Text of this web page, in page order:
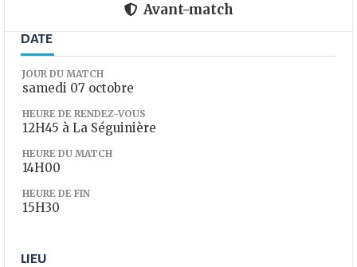
Avant-match
DATE
JOUR DU MATCH
samedi 07 octobre
HEURE DE RENDEZ-VOUS
12H45 à La Séguinière
HEURE DU MATCH
14H00
HEURE DE FIN
15H30
LIEU